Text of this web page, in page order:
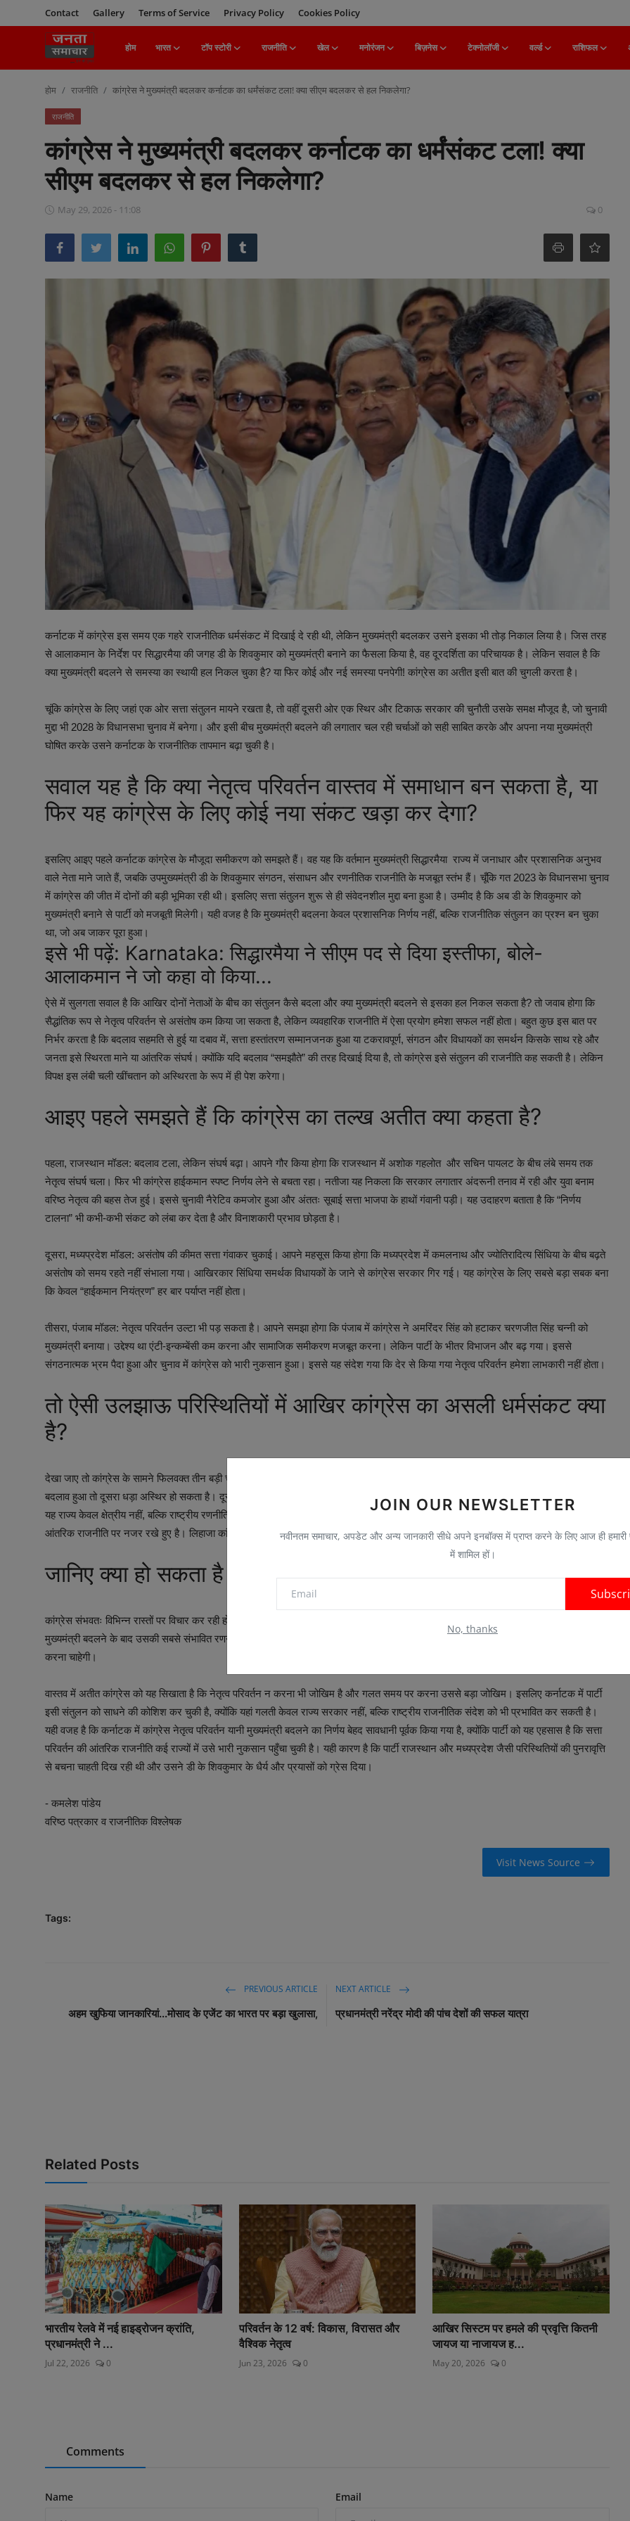
Contact Gallery Terms of Service Privacy Policy Cookies Policy
होम भारत टॉप स्टोरी राजनीति खेल मनोरंजन बिज़नेस टेक्नोलॉजी वर्ल्ड राशिफल
टॉप स्टोरी
Contact
Gallery
Privacy Policy
Cookies Policy
JOIN OUR NEWSLETTER
नवीनतम समाचार, अपडेट और अन्य जानकारी सीधे अपने इनबॉक्स में प्राप्त करने के लिए आज ही हमारी
में शामिल हों।
No, thanks
होम राजनीति कांग्रेस ने मुख्यमंत्री बदलकर कर्नाटक का धर्मंसंकट टला! क्या सीएम बदलकर से हल निकलेगा?
राजनीति
कांग्रेस ने मुख्यमंत्री बदलकर कर्नाटक का धर्मंसंकट टला! क्या
सीएम बदलकर से हल निकलेगा?
May 29, 2026 - 11:08 0
कर्नाटक में कांग्रेस इस समय एक गहरे राजनीतिक धर्मसंकट में दिखाई दे रही थी, लेकिन मुख्यमंत्री बदलकर उसने इसका भी तोड़ निकाल लिया है। जिस तरह
से आलाकमान के निर्देश पर सिद्धारमैया की जगह डी के शिवकुमार को मुख्यमंत्री बनाने का फैसला किया है, वह दूरदर्शिता का परिचायक है। लेकिन सवाल है कि
क्या मुख्यमंत्री बदलने से समस्या का स्थायी हल निकल चुका है? या फिर कोई और नई समस्या पनपेगी! कांग्रेस का अतीत इसी बात की चुगली करता है।
चूंकि कांग्रेस के लिए जहां एक ओर सत्ता संतुलन मायने रखता है, तो वहीं दूसरी ओर एक स्थिर और टिकाऊ सरकार की चुनौती उसके समक्ष मौजूद है, जो चुनावी
मुद्दा भी 2028 के विधानसभा चुनाव में बनेगा। और इसी बीच मुख्यमंत्री बदलने की लगातार चल रही चर्चाओं को सही साबित करके और अपना नया मुख्यमंत्री
घोषित करके उसने कर्नाटक के राजनीतिक तापमान बढ़ा चुकी है।
सवाल यह है कि क्या नेतृत्व परिवर्तन वास्तव में समाधान बन सकता है, या
फिर यह कांग्रेस के लिए कोई नया संकट खड़ा कर देगा?
इसलिए आइए पहले कर्नाटक कांग्रेस के मौजूदा समीकरण को समझते हैं। वह यह कि वर्तमान मुख्यमंत्री सिद्धारमैया राज्य में जनाधार और प्रशासनिक अनुभव
वाले नेता माने जाते हैं, जबकि उपमुख्यमंत्री डी के शिवकुमार संगठन, संसाधन और रणनीतिक राजनीति के मजबूत स्तंभ हैं। चूँकि गत 2023 के विधानसभा चुनाव
में कांग्रेस की जीत में दोनों की बड़ी भूमिका रही थी। इसलिए सत्ता संतुलन शुरू से ही संवेदनशील मुद्दा बना हुआ है। उम्मीद है कि अब डी के शिवकुमार को
मुख्यमंत्री बनाने से पार्टी को मजबूती मिलेगी। यही वजह है कि मुख्यमंत्री बदलना केवल प्रशासनिक निर्णय नहीं, बल्कि राजनीतिक संतुलन का प्रश्न बन चुका
था, जो अब जाकर पूरा हुआ।
इसे भी पढ़ें: Karnataka: सिद्धारमैया ने सीएम पद से दिया इस्तीफा, बोले-
आलाकमान ने जो कहा वो किया...
ऐसे में सुलगता सवाल है कि आखिर दोनों नेताओं के बीच का संतुलन कैसे बदला और क्या मुख्यमंत्री बदलने से इसका हल निकल सकता है? तो जवाब होगा कि
सैद्धांतिक रूप से नेतृत्व परिवर्तन से असंतोष कम किया जा सकता है, लेकिन व्यवहारिक राजनीति में ऐसा प्रयोग हमेशा सफल नहीं होता। बहुत कुछ इस बात पर
निर्भर करता है कि बदलाव सहमति से हुई या दबाव में, सत्ता हस्तांतरण सम्मानजनक हुआ या टकरावपूर्ण, संगठन और विधायकों का समर्थन किसके साथ रहे और
जनता इसे स्थिरता माने या आंतरिक संघर्ष। क्योंकि यदि बदलाव “समझौते” की तरह दिखाई दिया है, तो कांग्रेस इसे संतुलन की राजनीति कह सकती है। लेकिन
विपक्ष इस लंबी चली खींचतान को अस्थिरता के रूप में ही पेश करेगा।
आइए पहले समझते हैं कि कांग्रेस का तल्ख अतीत क्या कहता है?
पहला, राजस्थान मॉडल: बदलाव टला, लेकिन संघर्ष बढ़ा। आपने गौर किया होगा कि राजस्थान में अशोक गहलोत और सचिन पायलट के बीच लंबे समय तक
नेतृत्व संघर्ष चला। फिर भी कांग्रेस हाईकमान स्पष्ट निर्णय लेने से बचता रहा। नतीजा यह निकला कि सरकार लगातार अंदरूनी तनाव में रही और युवा बनाम
वरिष्ठ नेतृत्व की बहस तेज हुई। इससे चुनावी नैरेटिव कमजोर हुआ और अंततः सूबाई सत्ता भाजपा के हाथों गंवानी पड़ी। यह उदाहरण बताता है कि “निर्णय
टालना” भी कभी-कभी संकट को लंबा कर देता है और विनाशकारी प्रभाव छोड़ता है।
दूसरा, मध्यप्रदेश मॉडल: असंतोष की कीमत सत्ता गंवाकर चुकाई। आपने महसूस किया होगा कि मध्यप्रदेश में कमलनाथ और ज्योतिरादित्य सिंधिया के बीच बढ़ते
असंतोष को समय रहते नहीं संभाला गया। आखिरकार सिंधिया समर्थक विधायकों के जाने से कांग्रेस सरकार गिर गई। यह कांग्रेस के लिए सबसे बड़ा सबक बना
कि केवल “हाईकमान नियंत्रण” हर बार पर्याप्त नहीं होता।
तीसरा, पंजाब मॉडल: नेतृत्व परिवर्तन उल्टा भी पड़ सकता है। आपने समझा होगा कि पंजाब में कांग्रेस ने अमरिंदर सिंह को हटाकर चरणजीत सिंह चन्नी को
मुख्यमंत्री बनाया। उद्देश्य था एंटी-इन्कम्बेंसी कम करना और सामाजिक समीकरण मजबूत करना। लेकिन पार्टी के भीतर विभाजन और बढ़ गया। इससे
संगठनात्मक भ्रम पैदा हुआ और चुनाव में कांग्रेस को भारी नुकसान हुआ। इससे यह संदेश गया कि देर से किया गया नेतृत्व परिवर्तन हमेशा लाभकारी नहीं होता।
तो ऐसी उलझाऊ परिस्थितियों में आखिर कांग्रेस का असली धर्मसंकट क्या
है?
देखा जाए तो कांग्रेस के सामने फिलवक्त तीन बड़ी चुनौतियाँ हैं:- एक, स्थिरता बनाम महत्वाकांक्षा: यदि बदलाव नहीं हुआ तो एक धड़ा असंतुष्ट रह सकता है। यदि
बदलाव हुआ तो दूसरा धड़ा अस्थिर हो सकता है। दूसरा, दक्षिण भारत का राजनीतिक महत्व: कर्नाटक फिलहाल दक्षिण भारत में कांग्रेस की सबसे बड़ी सत्ता है।
यह राज्य केवल क्षेत्रीय नहीं, बल्कि राष्ट्रीय रणनीति का केंद्र बन चुका है। तीसरा, भाजपा को अवसर न मिले: भारतीय जनता पार्टी लगातार कांग्रेस की
आंतरिक राजनीति पर नजर रखे हुए है। लिहाजा कांग्रेस जानती है कि सार्वजनिक संघर्ष विपक्ष को बड़ा मुद्दा दे सकता है।
जानिए क्या हो सकता है आगे?
कांग्रेस संभवतः विभिन्न रास्तों पर विचार कर रही होगी: पहला, समयबद्ध सत्ता परिवर्तन और फिर संगठन और सरकार के बीच नई जिम्मेदारियों का बंटवारा।
मुख्यमंत्री बदलने के बाद उसकी सबसे संभावित रणनीति फिलहाल यही दिखती है कि पार्टी किसी भी बदलाव को “संघर्ष” नहीं बल्कि “सहमति” के रूप में प्रस्तुत
करना चाहेगी।
वास्तव में अतीत कांग्रेस को यह सिखाता है कि नेतृत्व परिवर्तन न करना भी जोखिम है और गलत समय पर करना उससे बड़ा जोखिम। इसलिए कर्नाटक में पार्टी
इसी संतुलन को साधने की कोशिश कर चुकी है, क्योंकि यहां गलती केवल राज्य सरकार नहीं, बल्कि राष्ट्रीय राजनीतिक संदेश को भी प्रभावित कर सकती है।
यही वजह है कि कर्नाटक में कांग्रेस नेतृत्व परिवर्तन यानी मुख्यमंत्री बदलने का निर्णय बेहद सावधानी पूर्वक किया गया है, क्योंकि पार्टी को यह एहसास है कि सत्ता
परिवर्तन की आंतरिक राजनीति कई राज्यों में उसे भारी नुकसान पहुँचा चुकी है। यही कारण है कि पार्टी राजस्थान और मध्यप्रदेश जैसी परिस्थितियों की पुनरावृत्ति
से बचना चाहती दिख रही थी और उसने डी के शिवकुमार के धैर्य और प्रयासों को ग्रेस दिया।
- कमलेश पांडेय
वरिष्ठ पत्रकार व राजनीतिक विश्लेषक
Visit News Source
Tags:
PREVIOUS ARTICLE
अहम खुफिया जानकारियां...मोसाद के एजेंट का भारत पर बड़ा खुलासा,
NEXT ARTICLE
प्रधानमंत्री नरेंद्र मोदी की पांच देशों की सफल यात्रा
Related Posts
भारतीय रेलवे में नई हाइड्रोजन क्रांति,
प्रधानमंत्री ने ...
Jul 22, 2026 0
परिवर्तन के 12 वर्ष: विकास, विरासत और
वैश्विक नेतृत्व
Jun 23, 2026 0
आखिर सिस्टम पर हमले की प्रवृत्ति कितनी
जायज या नाजायज ह...
May 20, 2026 0
Comments
Name Email